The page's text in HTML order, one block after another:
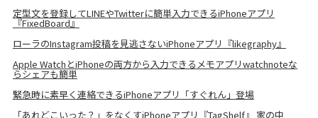
定型文を登録してLINEやTwitterに簡単入力できるiPhoneアプリ
『FixedBoard』
ローラのInstagram投稿を見逃さないiPhoneアプリ『likegraphy』
Apple WatchとiPhoneの両方から入力できるメモアプリwatchnoteな
らシェアも簡単
緊急時に素早く連絡できるiPhoneアプリ「すぐれん」登場
「あれどこいった？」をなくすiPhoneアプリ『TagShelf』 家の中